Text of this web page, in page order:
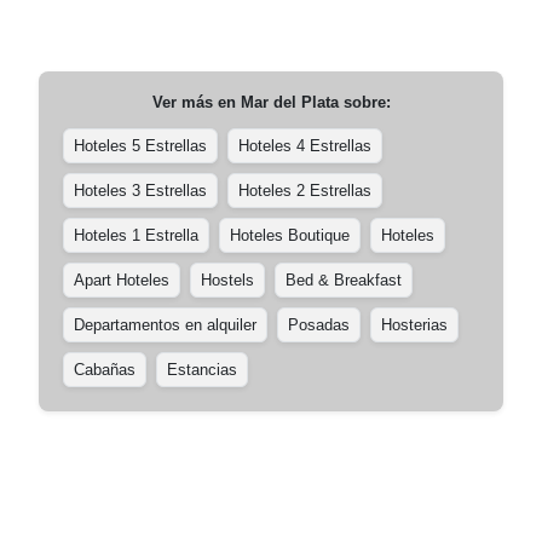
Ver más en Mar del Platasobre:
Hoteles 5 Estrellas Hoteles 4 Estrellas
Hoteles 3 Estrellas Hoteles 2 Estrellas
Hoteles 1 Estrella Hoteles Boutique Hoteles
Apart Hoteles Hostels Bed & Breakfast
Departamentos en alquiler Posadas Hosterias
Cabañas Estancias